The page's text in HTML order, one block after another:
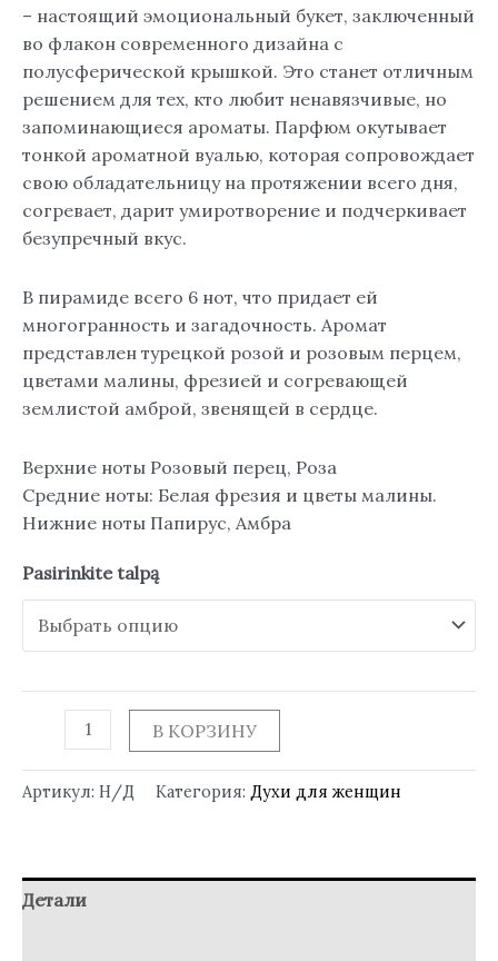
– настоящий эмоциональный букет, заключенный
во флакон современного дизайна с
полусферической крышкой. Это станет отличным
решением для тех, кто любит ненавязчивые, но
запоминающиеся ароматы. Парфюм окутывает
тонкой ароматной вуалью, которая сопровождает
свою обладательницу на протяжении всего дня,
согревает, дарит умиротворение и подчеркивает
безупречный вкус.
В пирамиде всего 6 нот, что придает ей
многогранность и загадочность. Аромат
представлен турецкой розой и розовым перцем,
цветами малины, фрезией и согревающей
землистой амброй, звенящей в сердце.
Верхние ноты Розовый перец, Роза
Средние ноты: Белая фрезия и цветы малины.
Нижние ноты Папирус, Амбра
Pasirinkite talpą
В КОРЗИНУ
Артикул: Н/Д Категория: Духи для женщин
Детали